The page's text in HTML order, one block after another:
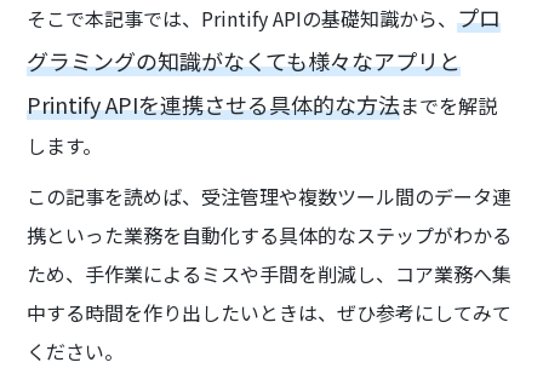
そこで本記事では、Printify APIの基礎知識から、プロ
グラミングの知識がなくても様々なアプリと
Printify APIを連携させる具体的な方法までを解説
します。
この記事を読めば、受注管理や複数ツール間のデータ連
携といった業務を自動化する具体的なステップがわかる
ため、手作業によるミスや手間を削減し、コア業務へ集
中する時間を作り出したいときは、ぜひ参考にしてみて
ください。